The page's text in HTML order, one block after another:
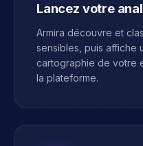
Lancez votre
Armira découvre et
sensibles, puis affiche
cartographie de votre
la plateforme.